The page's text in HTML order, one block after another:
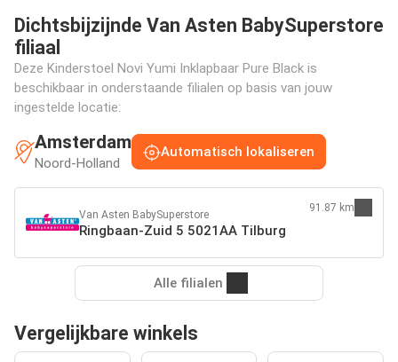
Dichtsbijzijnde Van Asten BabySuperstore
filiaal
Deze Kinderstoel Novi Yumi Inklapbaar Pure Black is
beschikbaar in onderstaande filialen op basis van jouw
ingestelde locatie:
Amsterdam
Noord-Holland
Automatisch lokaliseren
Van Asten BabySuperstore
Ringbaan-Zuid 5 5021AA Tilburg
91.87 km
Alle filialen
Vergelijkbare winkels